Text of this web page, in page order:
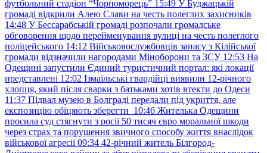
футбольний стадіон “Чорноморець” 15:49 У Буджацькій
громаді відкрили Алею Слави на честь полеглих захисників
14:48 У Бессарабській громаді розпочали громадське
обговорення щодо перейменування вулиці на честь полеглого
поліцейського 14:12 Військовослужбовців запасу з Кілійської
громади відзначили нагородами Міноборони та ЗСУ 12:53 На
Одещині запустили Єдиний туристичний портал: які локації
представлені 12:02 Ізмаїльські гвардійці виявили 12-річного
хлопця, який після сварки з батьками хотів втекти до Одеси
11:37 Підвал музею в Болграді передали під укриття, але
експозицію обіцяють зберегти 10:46 Жителька Одещини
просила суд стягнути з росії 50 тисяч євро моральної шкоди
через страх та порушення звичного способу життя внаслідок
військової агресії 09:34 42-річний житель Білгород-